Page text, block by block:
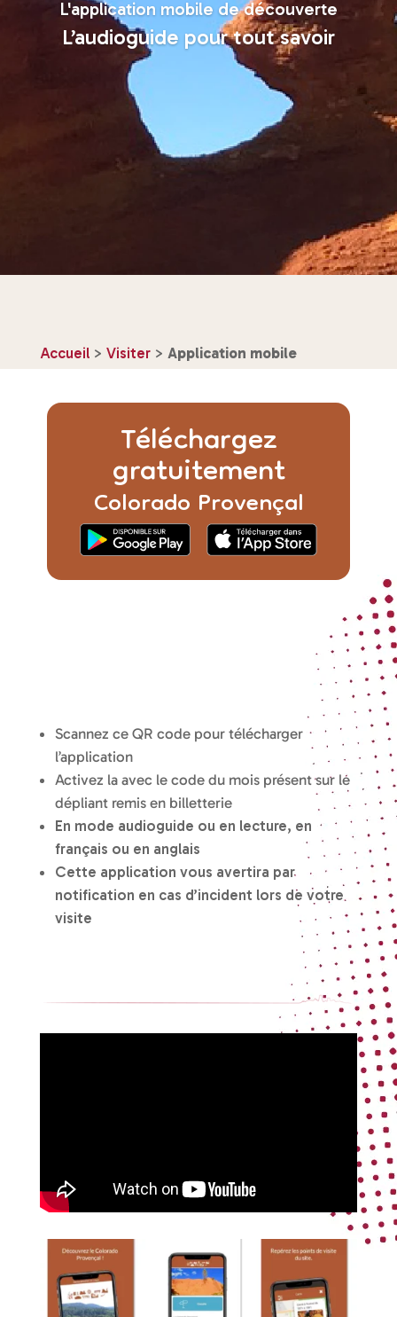
L'application mobile de découverte
L’audioguide pour tout savoir
Accueil> Visiter> Application mobile
Scannez ce QR code pour télécharger
l’application
Activez la avec le code du mois présent sur le
dépliant remis en billetterie
En mode audioguide ou en lecture, en
français ou en anglais
Cette application vous avertira par
notification en cas d’incident lors de votre
visite